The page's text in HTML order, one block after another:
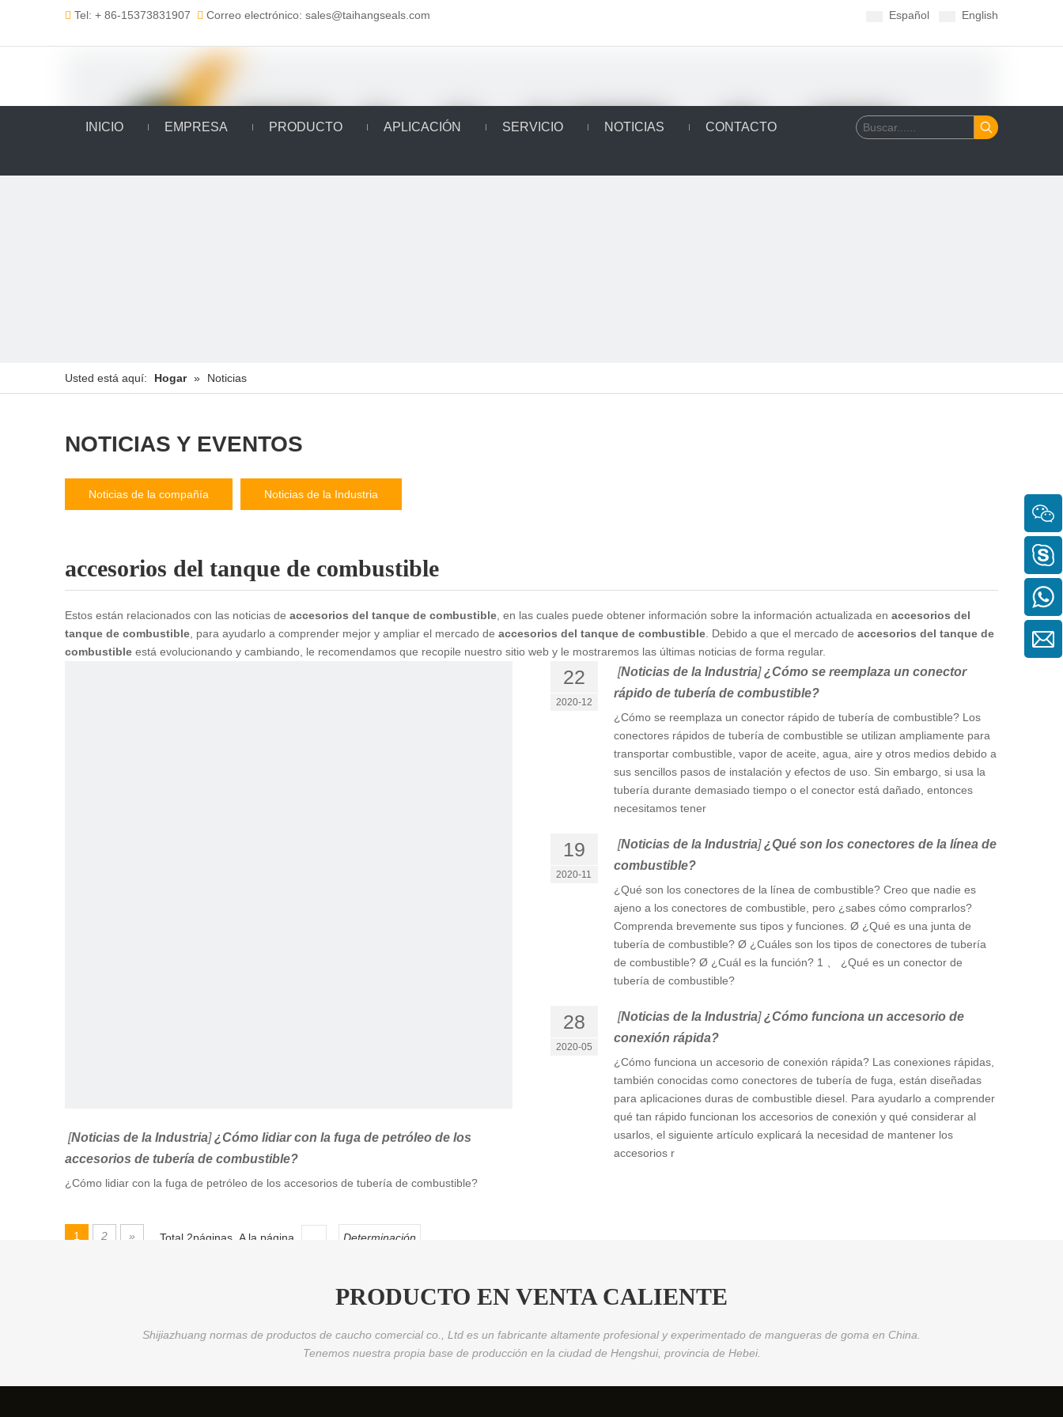
 Tel: + 86-15373831907  Correo electrónico: sales@taihangseals.com Español English
INICIO EMPRESA PRODUCTO APLICACIÓN SERVICIO NOTICIAS CONTACTO
Usted está aquí: Hogar » Noticias
NOTICIAS Y EVENTOS
Noticias de la compañía Noticias de la Industria
accesorios del tanque de combustible
Estos están relacionados con las noticias de accesorios del tanque de combustible , en las cuales puede obtener información sobre la información actualizada en accesorios del
tanque de combustible , para ayudarlo a comprender mejor y ampliar el mercado de accesorios del tanque de combustible . Debido a que el mercado de accesorios del tanque de
combustible está evolucionando y cambiando, le recomendamos que recopile nuestro sitio web y le mostraremos las últimas noticias de forma regular.
[Noticias de la Industria] ¿Cómo lidiar con la fuga de petróleo de los
accesorios de tubería de combustible?
¿Cómo lidiar con la fuga de petróleo de los accesorios de tubería de combustible?
22
2020-12
[Noticias de la Industria] ¿Cómo se reemplaza un conector
rápido de tubería de combustible?
¿Cómo se reemplaza un conector rápido de tubería de combustible? Los
conectores rápidos de tubería de combustible se utilizan ampliamente para
transportar combustible, vapor de aceite, agua, aire y otros medios debido a
sus sencillos pasos de instalación y efectos de uso. Sin embargo, si usa la
tubería durante demasiado tiempo o el conector está dañado, entonces
necesitamos tener
19
2020-11
[Noticias de la Industria] ¿Qué son los conectores de la línea de
combustible?
¿Qué son los conectores de la línea de combustible? Creo que nadie es
ajeno a los conectores de combustible, pero ¿sabes cómo comprarlos?
Comprenda brevemente sus tipos y funciones. Ø ¿Qué es una junta de
tubería de combustible? Ø ¿Cuáles son los tipos de conectores de tubería
de combustible? Ø ¿Cuál es la función? 1 、 ¿Qué es un conector de
tubería de combustible?
28
2020-05
[Noticias de la Industria] ¿Cómo funciona un accesorio de
conexión rápida?
¿Cómo funciona un accesorio de conexión rápida? Las conexiones rápidas,
también conocidas como conectores de tubería de fuga, están diseñadas
para aplicaciones duras de combustible diesel. Para ayudarlo a comprender
qué tan rápido funcionan los accesorios de conexión y qué considerar al
usarlos, el siguiente artículo explicará la necesidad de mantener los
accesorios r
1 2 » Total 2páginas A la página Determinación
PRODUCTO EN VENTA CALIENTE
Shijiazhuang normas de productos de caucho comercial co., Ltd es un fabricante altamente profesional y experimentado de mangueras de goma en China.
Tenemos nuestra propia base de producción en la ciudad de Hengshui, provincia de Hebei.